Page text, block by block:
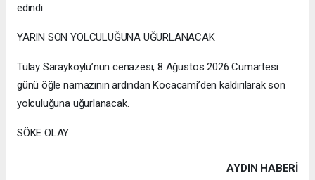
edindi.
YARIN SON YOLCULUĞUNA UĞURLANACAK
Tülay Sarayköylü’nün cenazesi, 8 Ağustos 2026 Cumartesi
günü öğle namazının ardından Kocacami’den kaldırılarak son
yolculuğuna uğurlanacak.
SÖKE OLAY
AYDIN HABERİ